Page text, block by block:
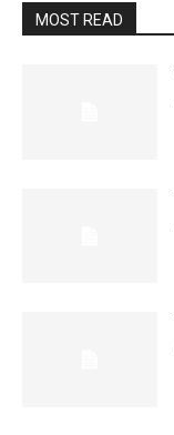
MOST READ